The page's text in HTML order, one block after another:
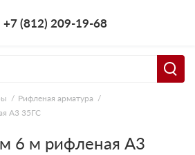
+7 (812) 209-19-68
Рифленая арматура
А3 35ГС
6 м рифленая А3